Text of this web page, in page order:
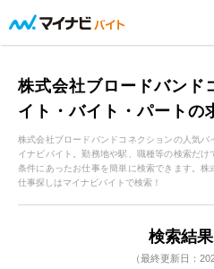
株式会社ブロードバンド
イト・バイト・パートの
株式会社ブロードバンドコネクションの人気
イナビバイト。勤務地や駅、職種等の検索だけ
条件にあったお仕事を簡単に検索できます。
仕事探しはマイナビバイトで検索！
検索結果
（最終更新日：